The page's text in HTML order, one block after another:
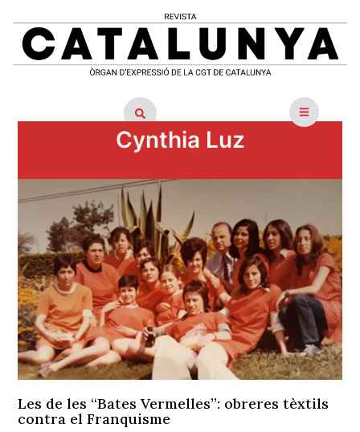
Cynthia Luz
Les de les “Bates Vermelles”: obreres tèxtils
contra el Franquisme